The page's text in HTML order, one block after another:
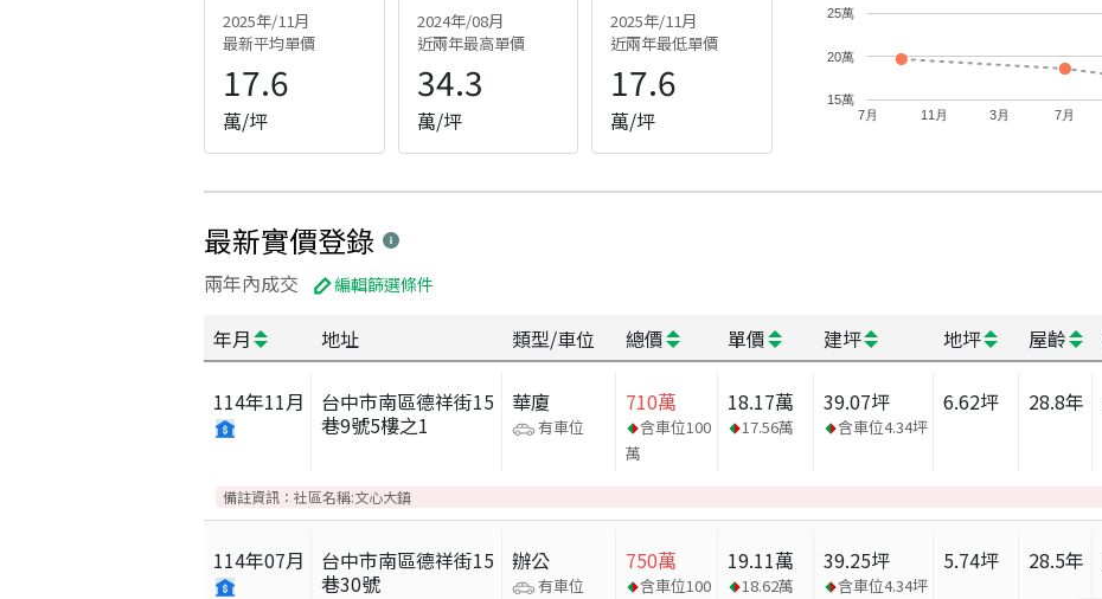
2025年/11月
最新平均單價
17.6
萬/坪
2024年/08月
近兩年最高單價
34.3
萬/坪
2025年/11月
近兩年最低單價
17.6
萬/坪 7月 11月 3月 7月
15萬
20萬
25萬
最新實價登錄
兩年內成交 編輯篩選條件
年月 地址 類型/車位 總價 單價 建坪 地坪 屋齡
114年11月
台中市南區德祥街15
巷9號5樓之1
華廈
有車位
710萬
含車位100
萬
18.17萬
17.56萬
39.07坪
含車位4.34坪
6.62坪 28.8年
備註資訊： 社區名稱:文心大鎮
114年07月
台中市南區德祥街15
巷30號
辦公
有車位
750萬
含車位100
19.11萬
18.62萬
39.25坪
含車位4.34坪
5.74坪 28.5年